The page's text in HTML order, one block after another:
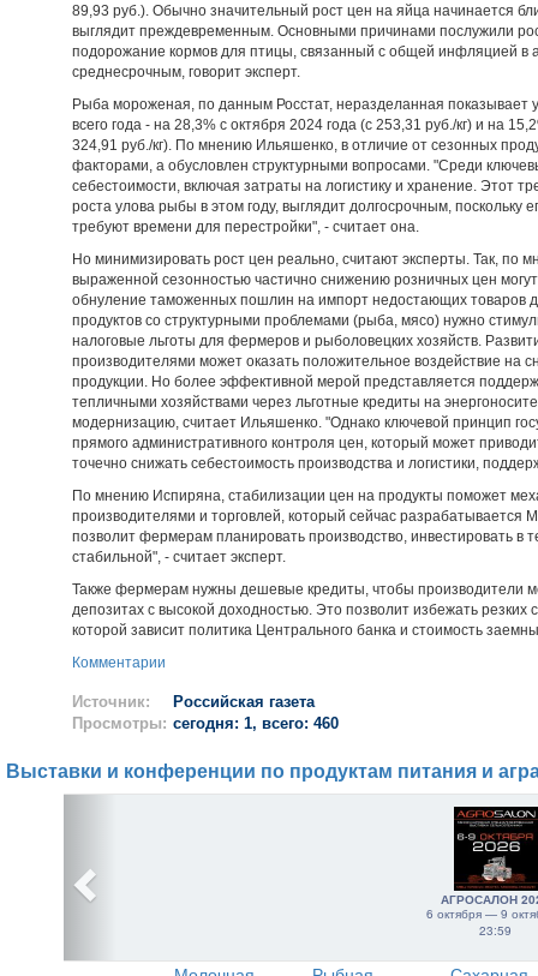
89,93 руб.). Обычно значительный рост цен на яйца начинается
выглядит преждевременным. Основными причинами послужили
подорожание кормов для птицы, связанный с общей инфляцией в
среднесрочным, говорит эксперт.
Рыба мороженая, по данным Росстат, неразделанная показывает
всего года - на 28,3% с октября 2024 года (с 253,31 руб./кг) и на
324,91 руб./кг). По мнению Ильяшенко, в отличие от сезонных
факторами, а обусловлен структурными вопросами. "Среди
себестоимости, включая затраты на логистику и хранение. Этот
роста улова рыбы в этом году, выглядит долгосрочным, поскольку
требуют времени для перестройки", - считает она.
Но минимизировать рост цен реально, считают эксперты. Так, по
выраженной сезонностью частично снижению розничных цен
обнуление таможенных пошлин на импорт недостающих товаров
продуктов со структурными проблемами (рыба, мясо) нужно
налоговые льготы для фермеров и рыболовецких хозяйств.
производителями может оказать положительное воздействие на
продукции. Но более эффективной мерой представляется
тепличными хозяйствами через льготные кредиты на
модернизацию, считает Ильяшенко. "Однако ключевой принцип
прямого административного контроля цен, который может
точечно снижать себестоимость производства и логистики,
По мнению Испиряна, стабилизации цен на продукты поможет
производителями и торговлей, который сейчас разрабатывается
позволит фермерам планировать производство, инвестировать в
стабильной", - считает эксперт.
Также фермерам нужны дешевые кредиты, чтобы производители
депозитах с высокой доходностью. Это позволит избежать
которой зависит политика Центрального банка и стоимость
Комментарии
Источник:
Российская газета
Просмотры: сегодня: 1, всего: 460
Выставки и конференции по продуктам питания и
АГРОСАЛОН
6 октября — 9
23:59